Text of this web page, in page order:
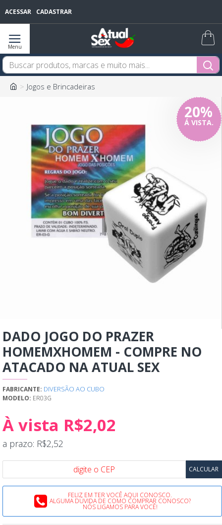
ACESSAR CADASTRAR
Jogos e Brincadeiras
20%
Á VISTA.
DADO JOGO DO PRAZER
HOMEMXHOMEM - COMPRE NO
ATACADO NA ATUAL SEX
À vista R$2,02
a prazo: R$2,52
FABRICANTE: DIVERSÃO AO CUBO
MODELO: ER03G
FELIZ EM TER VOCÊ AQUI CONOSCO.
ALGUMA DÚVIDA DE COMO COMPRAR CONOSCO?
NÓS LIGAMOS PARA VOCÊ!